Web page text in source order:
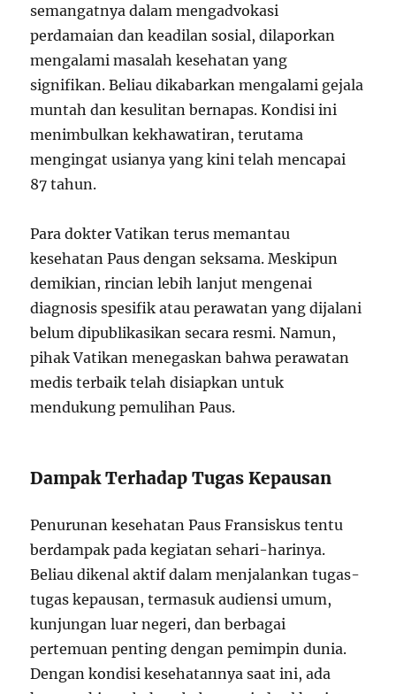
semangatnya dalam mengadvokasi
perdamaian dan keadilan sosial, dilaporkan
mengalami masalah kesehatan yang
signifikan. Beliau dikabarkan mengalami gejala
muntah dan kesulitan bernapas. Kondisi ini
menimbulkan kekhawatiran, terutama
mengingat usianya yang kini telah mencapai
87 tahun.
Para dokter Vatikan terus memantau
kesehatan Paus dengan seksama. Meskipun
demikian, rincian lebih lanjut mengenai
diagnosis spesifik atau perawatan yang dijalani
belum dipublikasikan secara resmi. Namun,
pihak Vatikan menegaskan bahwa perawatan
medis terbaik telah disiapkan untuk
mendukung pemulihan Paus.
Dampak Terhadap Tugas Kepausan
Penurunan kesehatan Paus Fransiskus tentu
berdampak pada kegiatan sehari-harinya.
Beliau dikenal aktif dalam menjalankan tugas-
tugas kepausan, termasuk audiensi umum,
kunjungan luar negeri, dan berbagai
pertemuan penting dengan pemimpin dunia.
Dengan kondisi kesehatannya saat ini, ada